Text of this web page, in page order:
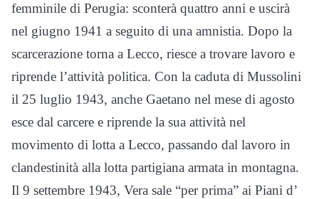
femminile di Perugia: sconterà quattro anni e uscirà
nel giugno 1941 a seguito di una amnistia. Dopo la
scarcerazione torna a Lecco, riesce a trovare lavoro e
riprende l’attività politica. Con la caduta di Mussolini
il 25 luglio 1943, anche Gaetano nel mese di agosto
esce dal carcere e riprende la sua attività nel
movimento di lotta a Lecco, passando dal lavoro in
clandestinità alla lotta partigiana armata in montagna.
Il 9 settembre 1943, Vera sale “per prima” ai Piani d’